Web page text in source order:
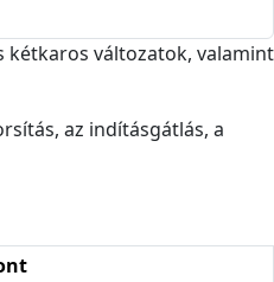
kétkaros változatok, valamint
az indításgátlás, a